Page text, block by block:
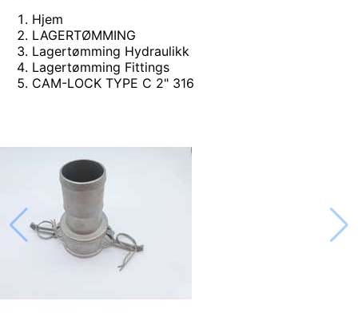
Hjem
LAGERTØMMING
Lagertømming Hydraulikk
Lagertømming Fittings
CAM-LOCK TYPE C 2" 316